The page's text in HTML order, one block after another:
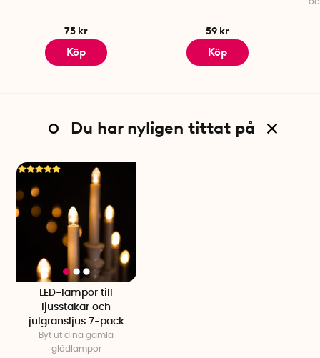
75 kr
Köp
59 kr
Köp
Du har nyligen tittat på
LED-lampor till
ljusstakar och
julgransljus 7-pack
Byt ut dina gamla
glödlampor